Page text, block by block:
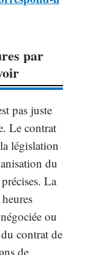
par
pas juste
Le contrat
législation
du
La
ou
contrat de
de